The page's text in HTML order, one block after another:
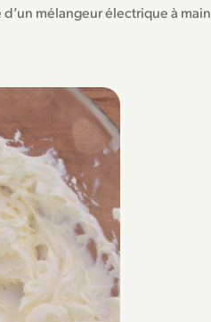
mélangeur électrique à main